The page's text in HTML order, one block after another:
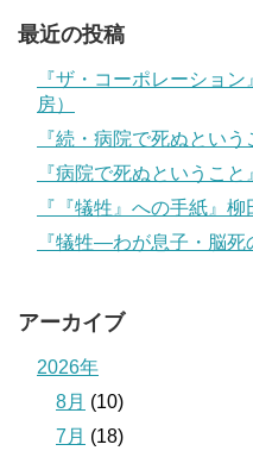
最近の投稿
『ザ・コーポレーショ
房）
『続・病院で死ぬとい
『病院で死ぬというこ
『『犠牲』への手紙』柳
『犠牲―わが息子・脳死
アーカイブ
2026年
8月 (10)
7月 (18)